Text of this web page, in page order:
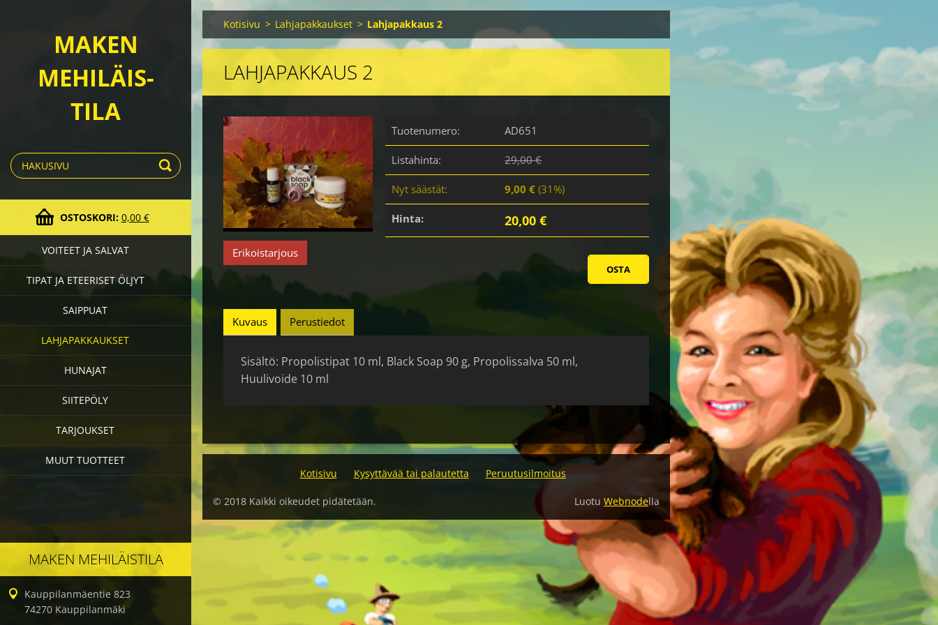
MAKEN
MEHILÄIS-
TILA
OSTOSKORI: 0,00 €
VOITEET JA SALVAT
TIPAT JA ETEERISET ÖLJYT
SAIPPUAT
LAHJAPAKKAUKSET
HUNAJAT
SIITEPÖLY
TARJOUKSET
MUUT TUOTTEET
MAKEN MEHILÄISTILA
Kauppilanmäentie 823
74270 Kauppilanmäki
Kotisivu > Lahjapakkaukset > Lahjapakkaus 2
LAHJAPAKKAUS 2
Erikoistarjous
Tuotenumero: AD651
Listahinta: 29,00 €
Nyt säästät: 9,00 € (31%)
Hinta: 20,00 €
Kuvaus Perustiedot
Sisältö: Propolistipat 10 ml, Black Soap 90 g, Propolissalva 50 ml,
Huulivoide 10 ml
Kotisivu Kysyttävää tai palautetta Peruutusilmoitus
© 2018 Kaikki oikeudet pidätetään. Luotu Webnodella